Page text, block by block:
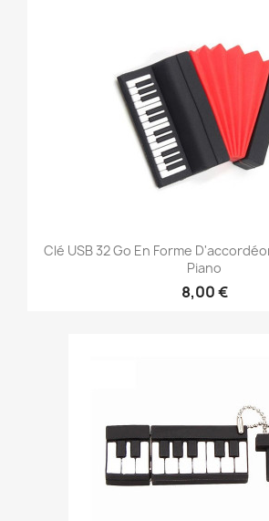
Clé USB 32 Go En Forme
Piano
8,00 €